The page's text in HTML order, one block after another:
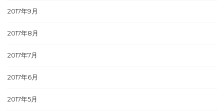
2017年9月
2017年8月
2017年7月
2017年6月
2017年5月